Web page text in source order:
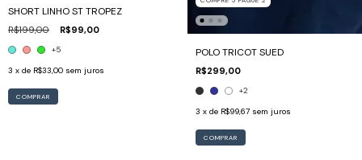
SHORT LINHO ST TROPEZ
R$199,00 R$99,00
+5
3 x de R$33,00 sem juros
COMPRAR
POLO TRICOT SUED
R$299,00
+2
3 x de R$99,67 sem juros
COMPRAR